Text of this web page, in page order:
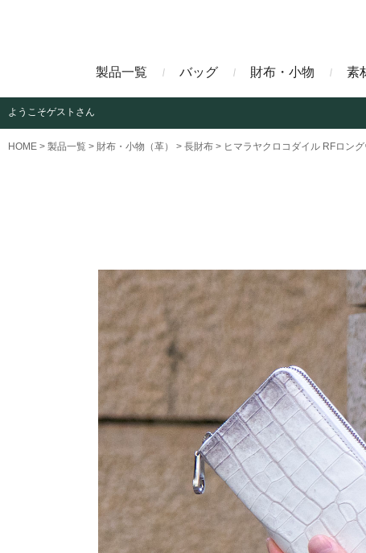
製品一覧 バッグ
ビジネスバッグ
財布・小物
長財布
クロコダイル財布
素
アニリンコードバン エレフ
トゥールーズ グレイ
ブラン クライ
ようこそゲストさん
HOME 製品一覧 財布・小物（革） 長財布 ヒマラヤクロコダイル RFロン